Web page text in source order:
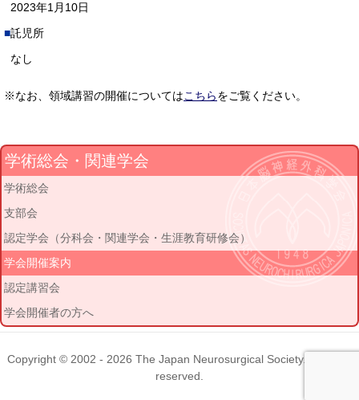
2023年1月10日
託児所
なし
※なお、領域講習の開催についてはこちらをご覧ください。
学術総会・関連学会
学術総会
支部会
認定学会（分科会・関連学会・生涯教育研修会）
学会開催案内
認定講習会
学会開催者の方へ
Copyright © 2002 - 2026 The Japan Neurosurgical Society. All rights
reserved.